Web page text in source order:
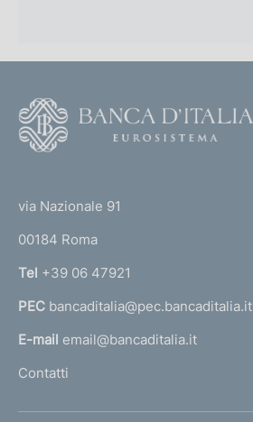
r
n
a
l
'
via Nazionale 91
00184 Roma
Tel +39 06 47921
PEC bancaditalia@pec.bancaditalia.it
E-mail email@bancaditalia.it
Contatti